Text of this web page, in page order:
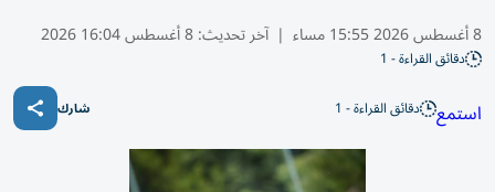
8 أغسطس 2026 15:55 مساء | آخر تحديث:8 أغسطس 16:04 2026
دقائق القراءة - 1
استمع دقائق القراءة - 1 شارك